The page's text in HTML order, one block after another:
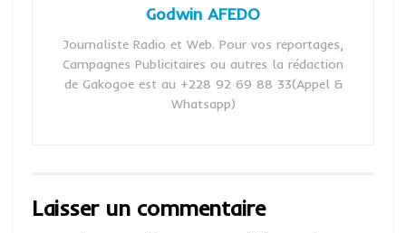
Godwin AFEDO
Journaliste Radio et Web. Pour vos reportages,
Campagnes Publicitaires ou autres la rédaction
de Gakogoe est au +228 92 69 88 33(Appel &
Whatsapp)
Laisser un commentaire